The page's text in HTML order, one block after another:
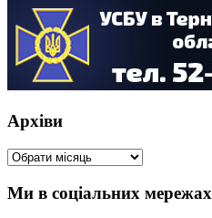
Архіви
Архіви
Ми в соціальних мережах